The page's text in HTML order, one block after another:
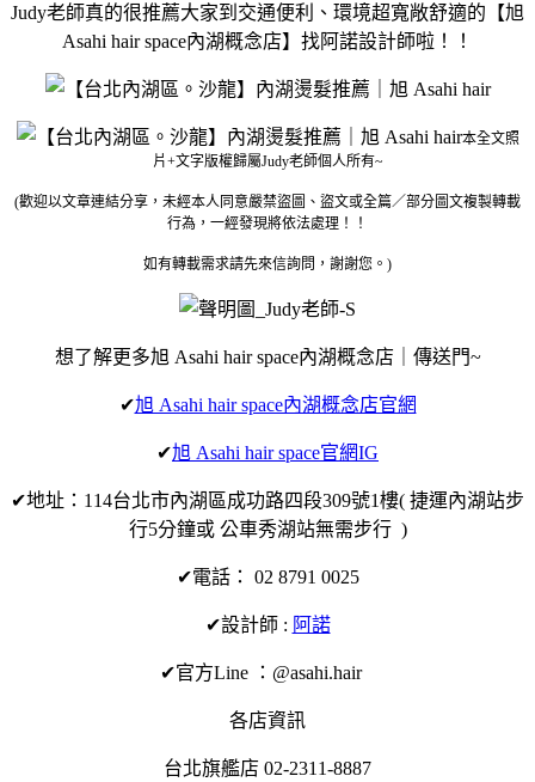
Judy老師真的很推薦大家到交通便利、環境超寬敞舒適的【旭
Asahi hair space內湖概念店】找阿諾設計師啦！！
本全文照
片+文字版權歸屬Judy老師個人所有~
(歡迎以文章連結分享，未經本人同意嚴禁盜圖、盜文或全篇／部分圖文複製轉載
行為，一經發現將依法處理！！
如有轉載需求請先來信詢問，謝謝您。)
想了解更多旭 Asahi hair space內湖概念店｜傳送門~
✔旭 Asahi hair space內湖概念店官網
✔旭 Asahi hair space官網IG
✔地址：114台北市內湖區成功路四段309號1樓( 捷運內湖站步
行5分鐘或 公車秀湖站無需步行 )
✔電話： 02 8791 0025
✔設計師 : 阿諾
✔官方Line ：@asahi.hair
各店資訊
台北旗艦店 02-2311-8887